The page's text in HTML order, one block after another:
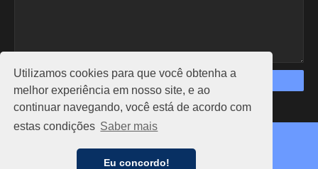
Utilizamos cookies para que você obtenha a
melhor experiência em nosso site, e ao
continuar navegando, você está de acordo com
estas condições Saber mais
Eu concordo!
https://www.am24hs.com/
NOTÍCIAS FALE CONOSCO